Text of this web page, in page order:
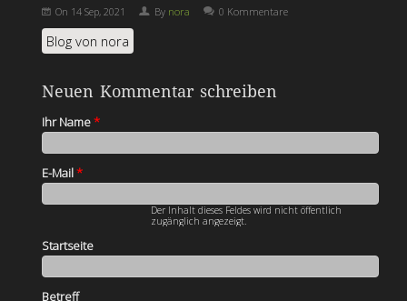
On 14 Sep, 2021 By nora 0 Kommentare
Blog von nora
Neuen Kommentar schreiben
Ihr Name*
E-Mail*
Der Inhalt dieses Feldes wird nicht öffentlich
zugänglich angezeigt.
Startseite
Betreff